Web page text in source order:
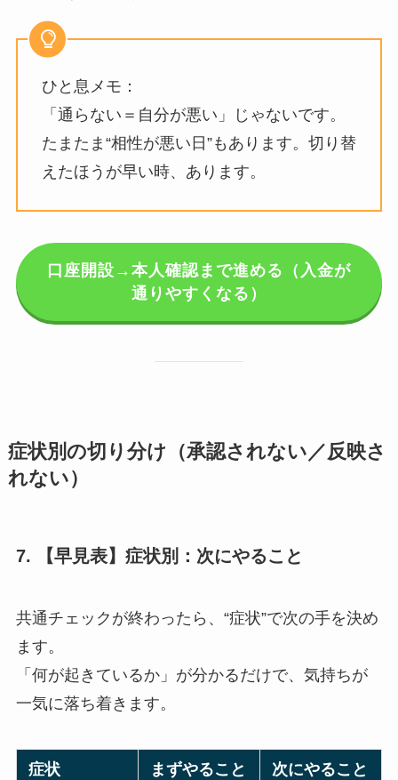
ひと息メモ：
「通らない＝自分が悪い」じゃないです。
たまたま“相性が悪い日”もあります。切り替
えたほうが早い時、あります。
口座開設→本人確認まで進める（入金が
通りやすくなる）
症状別の切り分け（承認されない／反映さ
れない）
7. 【早見表】症状別：次にやること
共通チェックが終わったら、“症状”で次の手を決め
ます。
「何が起きているか」が分かるだけで、気持ちが
一気に落ち着きます。
症状 まずやること 次にやること